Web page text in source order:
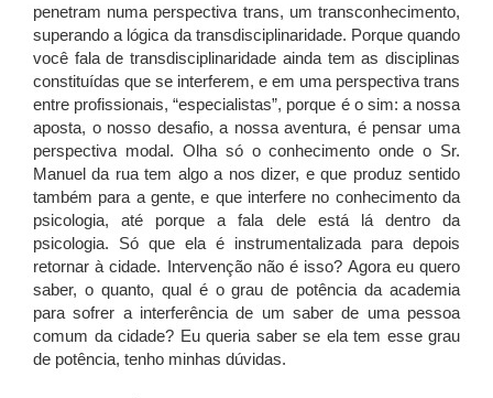
penetram numa perspectiva trans, um transconhecimento,
superando a lógica da transdisciplinaridade. Porque quando
você fala de transdisciplinaridade ainda tem as disciplinas
constituídas que se interferem, e em uma perspectiva trans
entre profissionais, “especialistas”, porque é o sim: a nossa
aposta, o nosso desafio, a nossa aventura, é pensar uma
perspectiva modal. Olha só o conhecimento onde o Sr.
Manuel da rua tem algo a nos dizer, e que produz sentido
também para a gente, e que interfere no conhecimento da
psicologia, até porque a fala dele está lá dentro da
psicologia. Só que ela é instrumentalizada para depois
retornar à cidade. Intervenção não é isso? Agora eu quero
saber, o quanto, qual é o grau de potência da academia
para sofrer a interferência de um saber de uma pessoa
comum da cidade? Eu queria saber se ela tem esse grau
de potência, tenho minhas dúvidas.